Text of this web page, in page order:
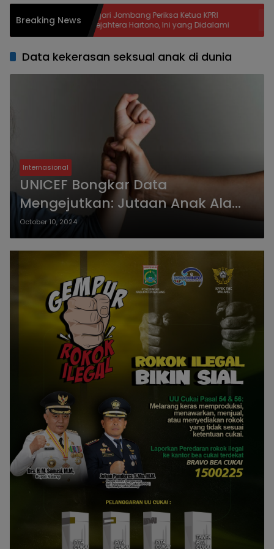
Breaking NewsKejari Jombang Periksa Ketua KPRI
Sejahtera Hartono, Ini yang Didalami
Data kekerasan seksual anak di dunia
Internasional
UNICEF Bongkar Data
Mengejutkan: Jutaan Anak Alami
Kekerasan Seksual
October 10, 2024